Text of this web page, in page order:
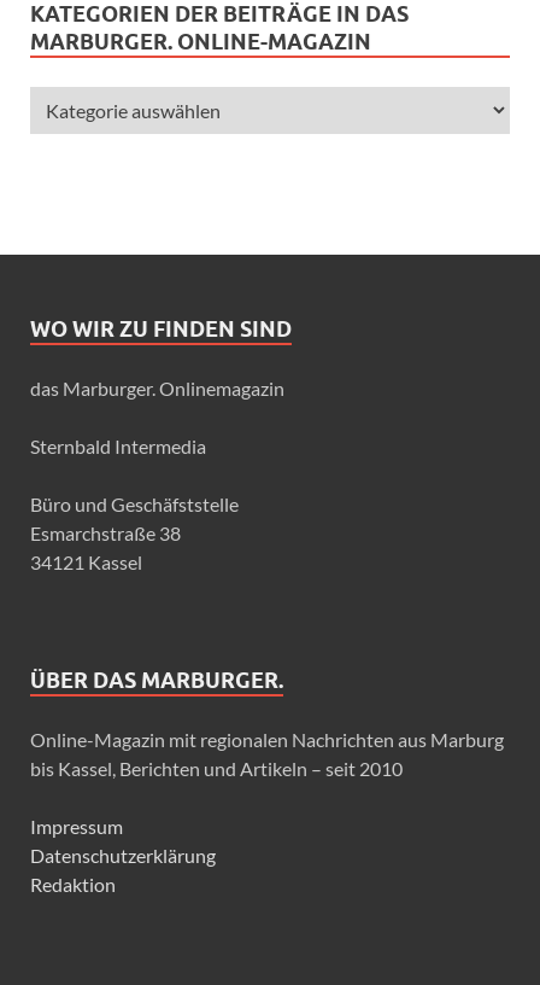
KATEGORIEN DER BEITRÄGE IN DAS
MARBURGER. ONLINE-MAGAZIN
WO WIR ZU FINDEN SIND
das Marburger. Onlinemagazin
Sternbald Intermedia
Büro und Geschäfststelle
Esmarchstraße 38
34121 Kassel
ÜBER DAS MARBURGER.
Online-Magazin mit regionalen Nachrichten aus Marburg
bis Kassel, Berichten und Artikeln – seit 2010
Impressum
Datenschutzerklärung
Redaktion